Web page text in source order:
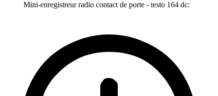
Mini-enregistreur radio contact de porte - testo 164 dc: